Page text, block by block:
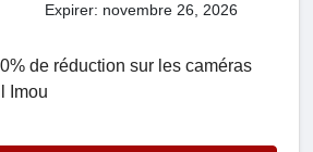
Expirer: novembre 26, 2026
de réduction sur les caméras
Imou